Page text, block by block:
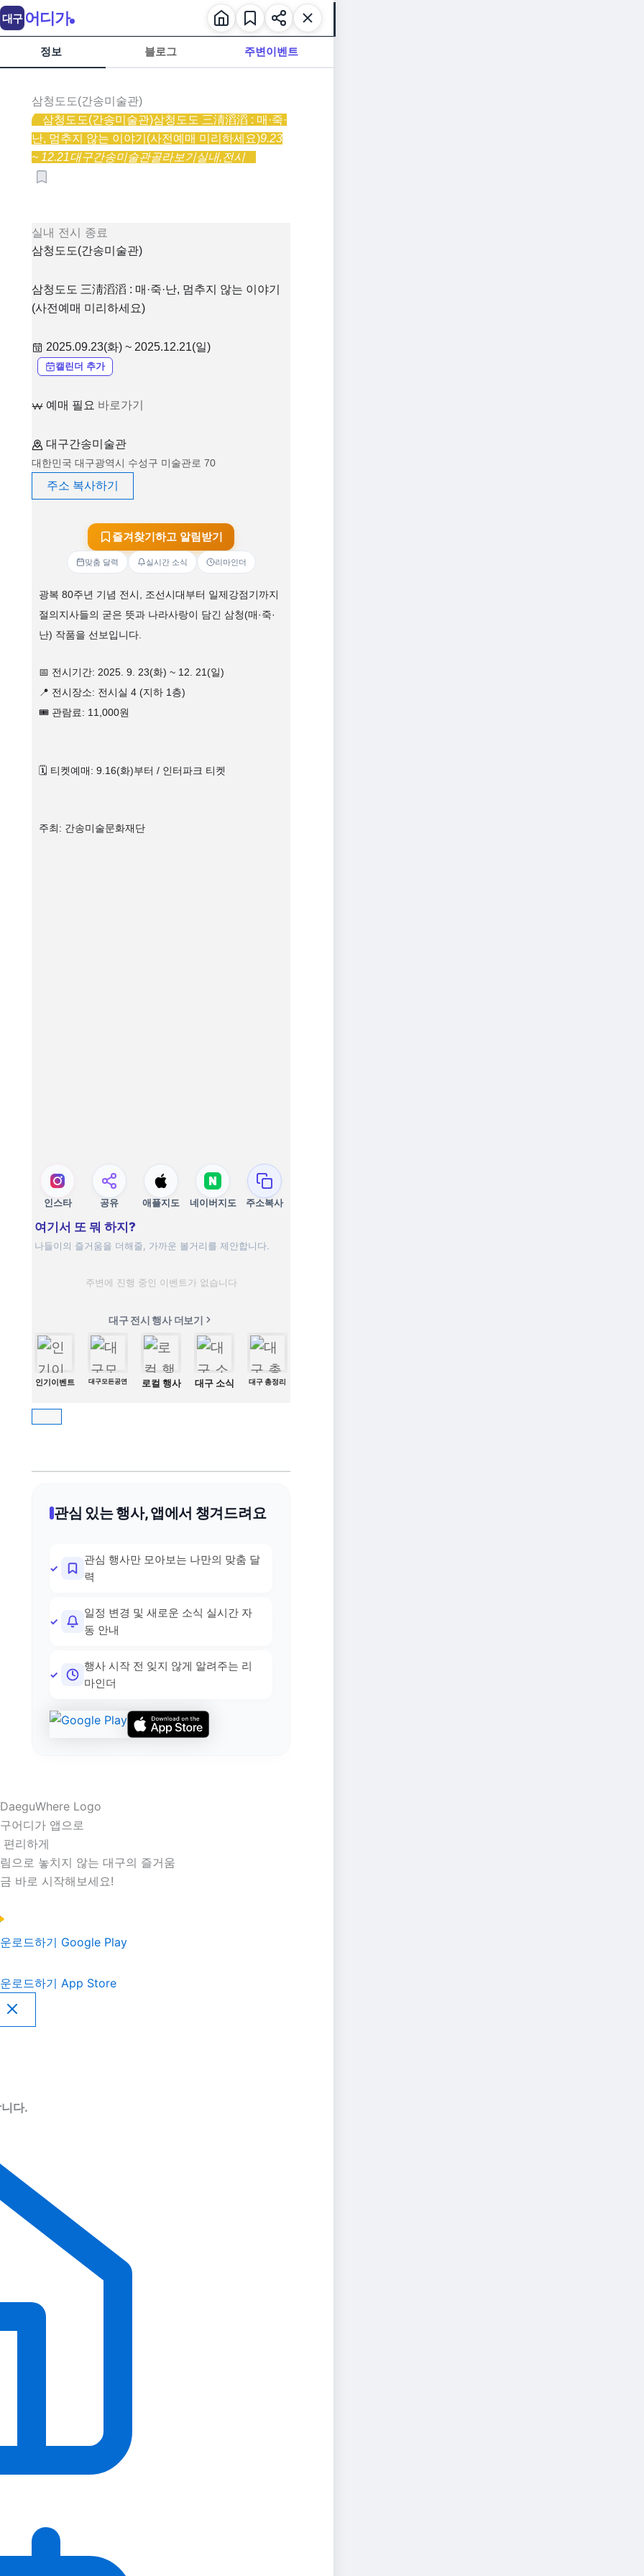
정보 블로그 주변이벤트
삼청도도(간송미술관)
삼청도도(간송미술관)삼청도도 三淸滔滔 : 매·죽·
난, 멈추지 않는 이야기(사전예매 미리하세요)9.23
~ 12.21대구간송미술관골라보기실내,전시
실내 전시 종료
삼청도도(간송미술관)
삼청도도 三淸滔滔 : 매·죽·난, 멈추지 않는 이야기
(사전예매 미리하세요)
2025.09.23(화) ~ 2025.12.21(일)
캘린더 추가
예매 필요 바로가기
대구간송미술관
대한민국 대구광역시 수성구 미술관로 70
주소 복사하기
즐겨찾기하고 알림받기
맞춤 달력 실시간 소식 리마인더
광복 80주년 기념 전시, 조선시대부터 일제강점기까지
절의지사들의 굳은 뜻과 나라사랑이 담긴 삼청(매·죽·
난) 작품을 선보입니다.
📅 전시기간: 2025. 9. 23(화) ~ 12. 21(일)
📍 전시장소: 전시실 4 (지하 1층)
🎟 관람료: 11,000원
🗓 티켓예매: 9.16(화)부터 / 인터파크 티켓
주최: 간송미술문화재단
인스타 공유 애플지도 네이버지도 주소복사
여기서 또 뭐 하지?
나들이의 즐거움을 더해줄, 가까운 볼거리를 제안합니다.
주변에 진행 중인 이벤트가 없습니다
대구 전시 행사 더보기
인기이벤트 대구모든공연 로컬 행사 대구 소식 대구 총정리
관심 있는 행사, 앱에서 챙겨드려요
관심 행사만 모아보는 나만의 맞춤 달
력
일정 변경 및 새로운 소식 실시간 자
동 안내
행사 시작 전 잊지 않게 알려주는 리
마인더
대구 어디가
어디가 앱으로
편리하게
으로 놓치지 않는 대구의 즐거움
바로 시작해보세요!
로드하기 Google Play
로드하기 App Store
다.